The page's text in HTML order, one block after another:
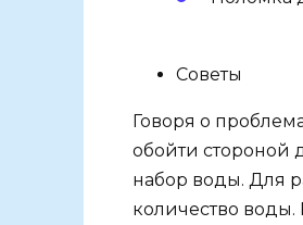
Советы
Говоря о
обойти стороной
набор воды. Для
количество